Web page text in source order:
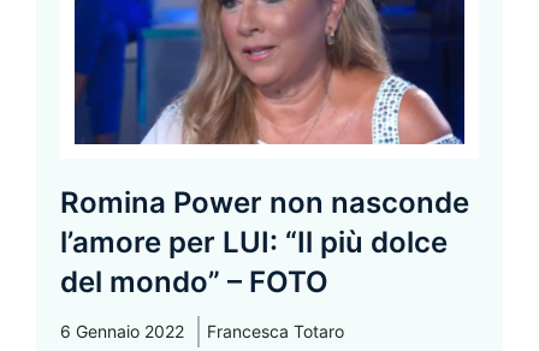
Romina Power non nasconde
l’amore per LUI: “Il più dolce
del mondo” – FOTO
6 Gennaio 2022 Francesca Totaro